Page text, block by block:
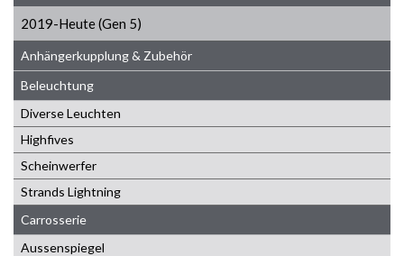
2019-Heute (Gen 5)
Anhängerkupplung & Zubehör
Beleuchtung
Diverse Leuchten
Highfives
Scheinwerfer
Strands Lightning
Carrosserie
Aussenspiegel